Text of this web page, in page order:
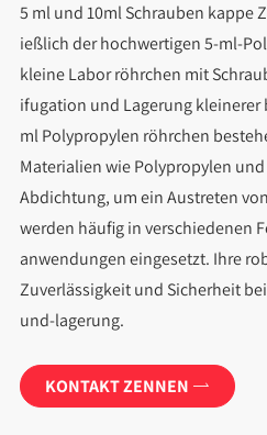
5 ml und 10ml Schrauben kappe
ießlich der hochwertigen 5-ml-
kleine Labor röhrchen mit
ifugation und Lagerung kleinerer
ml Polypropylen röhrchen
Materialien wie Polypropylen
Abdichtung, um ein Austreten
werden häufig in verschiedenen
anwendungen eingesetzt. Ihre
Zuverlässigkeit und Sicherheit
und-lagerung.
KONTAKT ZENNEN 